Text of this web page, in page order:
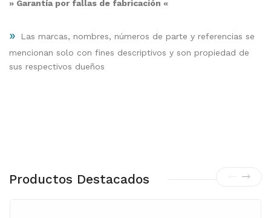
» Garantía por fallas de fabricación «
»
Las marcas, nombres, números de parte y referencias se
mencionan solo con fines descriptivos y son propiedad de
sus respectivos dueños
Productos Destacados